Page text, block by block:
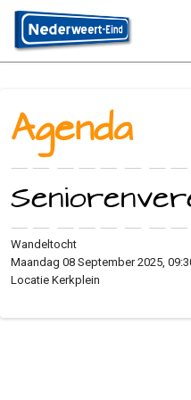
Agenda
Wandeltocht
Maandag 08 September 2025,
Locatie Kerkplein